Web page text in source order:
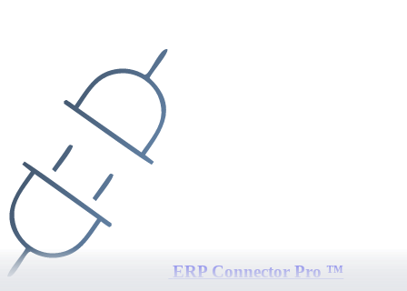
ERP Connector Pro ™